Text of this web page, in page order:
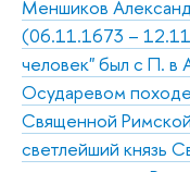
Меншиков
(06.11.1673 –
человек" был с П. в
Осударевом
Священной
светлейший князь